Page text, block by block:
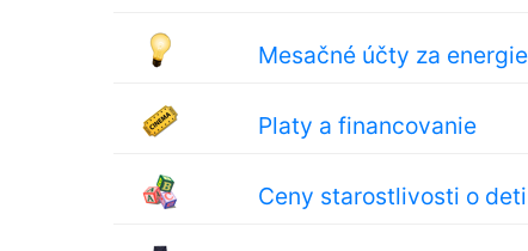
Mesačné účty za energie
Platy a financovanie
Ceny starostlivosti o deti